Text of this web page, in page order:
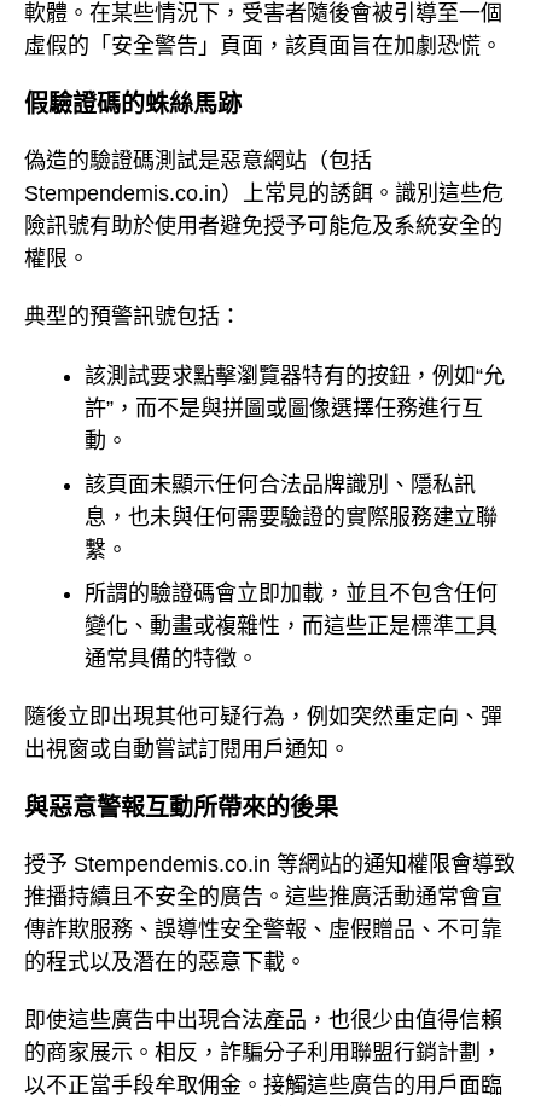
軟體。在某些情況下，受害者隨後會被引導至一個
虛假的「安全警告」頁面，該頁面旨在加劇恐慌。
假驗證碼的蛛絲馬跡
偽造的驗證碼測試是惡意網站（包括
Stempendemis.co.in）上常見的誘餌。識別這些危
險訊號有助於使用者避免授予可能危及系統安全的
權限。
典型的預警訊號包括：
該測試要求點擊瀏覽器特有的按鈕，例如“允
許”，而不是與拼圖或圖像選擇任務進行互
動。
該頁面未顯示任何合法品牌識別、隱私訊
息，也未與任何需要驗證的實際服務建立聯
繫。
所謂的驗證碼會立即加載，並且不包含任何
變化、動畫或複雜性，而這些正是標準工具
通常具備的特徵。
隨後立即出現其他可疑行為，例如突然重定向、彈
出視窗或自動嘗試訂閱用戶通知。
與惡意警報互動所帶來的後果
授予 Stempendemis.co.in 等網站的通知權限會導致
推播持續且不安全的廣告。這些推廣活動通常會宣
傳詐欺服務、誤導性安全警報、虛假贈品、不可靠
的程式以及潛在的惡意下載。
即使這些廣告中出現合法產品，也很少由值得信賴
的商家展示。相反，詐騙分子利用聯盟行銷計劃，
以不正當手段牟取佣金。接觸這些廣告的用戶面臨